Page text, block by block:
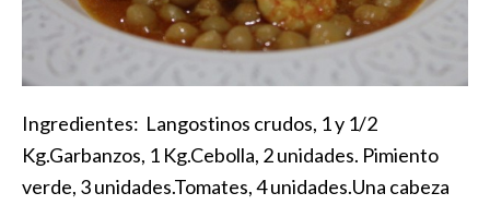
Ingredientes: Langostinos crudos, 1 y 1/2
Kg.Garbanzos, 1 Kg.Cebolla, 2 unidades. Pimiento
verde, 3 unidades.Tomates, 4 unidades.Una cabeza